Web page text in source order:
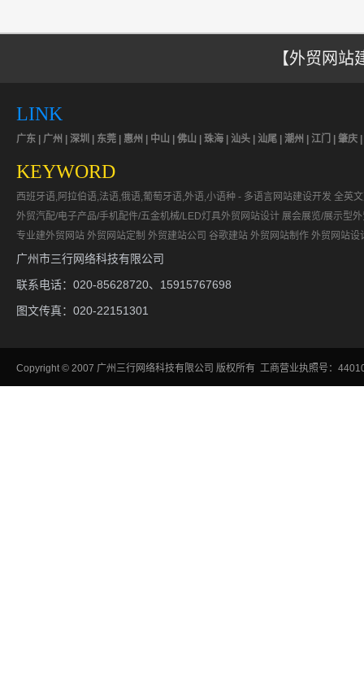
【外贸网
LINK
广东 | 广州 | 深圳 | 东莞 | 惠州 | 中山 | 佛山 | 珠海 | 汕头 | 汕尾 | 潮州 | 江门 | 肇庆
KEYWORD
西班牙语,阿拉伯语,法语,俄语,葡萄牙语,外语,小语种 - 多语言网站建设开发 全英
外贸汽配/电子产品/手机配件/五金机械/LED灯具外贸网站设计 展会展览/展示型
专业建外贸网站 外贸网站定制 外贸建站公司 谷歌建站 外贸网站制作 外贸网站设
广州市三行网络科技有限公司
联系电话：020-85628720、15915767698
图文传真：020-22151301
Copyright© 2007 广州三行网络科技有限公司 版权所有 工商营业执照号：